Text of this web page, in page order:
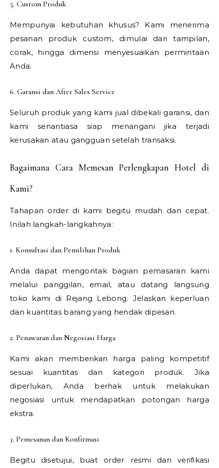
5. Custom Produk
Mempunyai kebutuhan khusus? Kami menerima
pesanan produk custom, dimulai dari tampilan,
corak, hingga dimensi menyesuaikan permintaan
Anda.
6. Garansi dan After Sales Service
Seluruh produk yang kami jual dibekali garansi, dan
kami senantiasa siap menangani jika terjadi
kerusakan atau gangguan setelah transaksi.
Bagaimana Cara Memesan Perlengkapan Hotel di
Kami?
Tahapan order di kami begitu mudah dan cepat.
Inilah langkah-langkahnya:
1. Konsultasi dan Pemilihan Produk
Anda dapat mengontak bagian pemasaran kami
melalui panggilan, email, atau datang langsung
toko kami di Rejang Lebong. Jelaskan keperluan
dan kuantitas barang yang hendak dipesan.
2. Penawaran dan Negosiasi Harga
Kami akan memberikan harga paling kompetitif
sesuai kuantitas dan kategori produk. Jika
diperlukan, Anda berhak untuk melakukan
negosiasi untuk mendapatkan potongan harga
ekstra.
3. Pemesanan dan Konfirmasi
Begitu disetujui, buat order resmi dan verifikasi